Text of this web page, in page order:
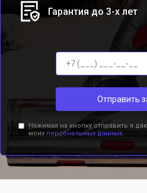
Гарантия до 3-х лет
Отправить
Нажимая на кнопку отправить я
моих персональных данных.